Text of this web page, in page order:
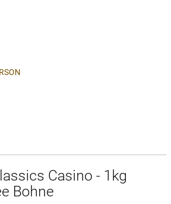
Casino - 1kg
Bohne